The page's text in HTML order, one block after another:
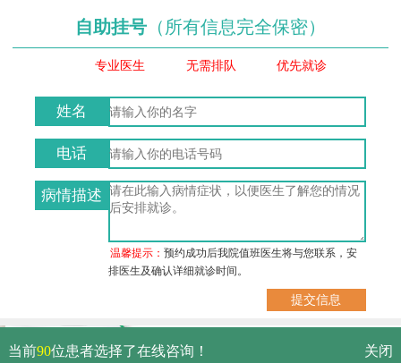
自助挂号 （所有信息完全保密）
专业医生 无需排队 优先就诊
姓名
电话
病情描述
温馨提示：预约成功后我院值班医生将与您联系，安
排医生及确认详细就诊时间。
武汉市硚口区解放大道479号
当前90位患者选择了在线咨询！ 关闭